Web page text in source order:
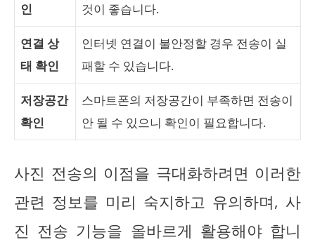
인
것이 좋습니다.
연결 상
태 확인
인터넷 연결이 불안정할 경우 전송이 실
패할 수 있습니다.
저장공간
확인
스마트폰의 저장공간이 부족하면 전송이
안 될 수 있으니 확인이 필요합니다.
사진 전송의 이점을 극대화하려면 이러한
관련 정보를 미리 숙지하고 유의하며, 사
진 전송 기능을 올바르게 활용해야 합니